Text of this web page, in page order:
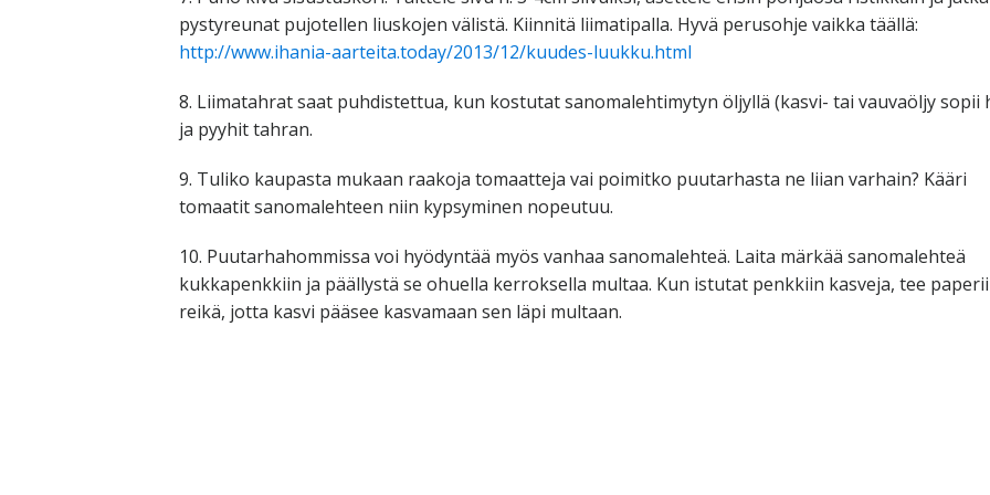
pystyreunat pujotellen liuskojen välistä. Kiinnitä liimatipalla. Hyvä perusohje vaikka täällä:
http://www.ihania-aarteita.today/2013/12/kuudes-luukku.html
8. Liimatahrat saat puhdistettua, kun kostutat sanomalehtimytyn öljyllä (kasvi- tai vauvaöljy sopii
ja pyyhit tahran.
9. Tuliko kaupasta mukaan raakoja tomaatteja vai poimitko puutarhasta ne liian varhain? Kääri
tomaatit sanomalehteen niin kypsyminen nopeutuu.
10. Puutarhahommissa voi hyödyntää myös vanhaa sanomalehteä. Laita märkää sanomalehteä
kukkapenkkiin ja päällystä se ohuella kerroksella multaa. Kun istutat penkkiin kasveja, tee
reikä, jotta kasvi pääsee kasvamaan sen läpi multaan.